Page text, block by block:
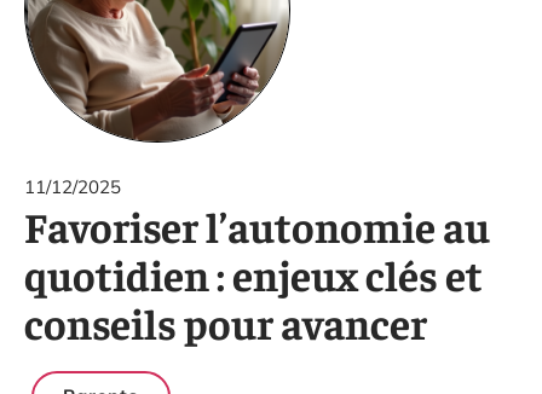
11/12/2025
Favoriser l’autonomie au
quotidien : enjeux clés et
conseils pour avancer